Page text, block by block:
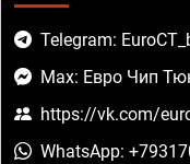
Telegram:
Max: Евро Чип
https://vk.com/
WhatsApp: